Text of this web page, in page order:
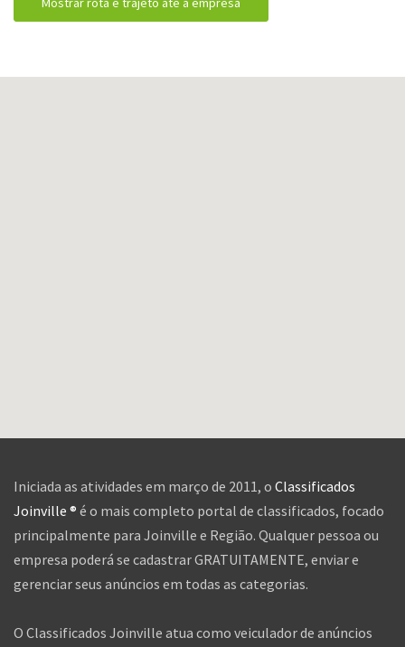
Iniciada as atividades em março de 2011, o Classificados
Joinville ® é o mais completo portal de classificados, focado
principalmente para Joinville e Região. Qualquer pessoa ou
empresa poderá se cadastrar GRATUITAMENTE, enviar e
gerenciar seus anúncios em todas as categorias.
O Classificados Joinville atua como veiculador de anúncios